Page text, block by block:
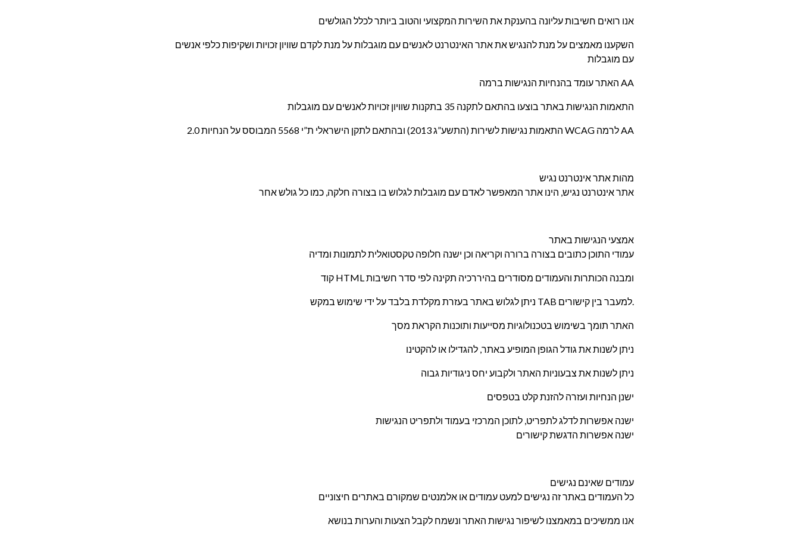
אנו רואים חשיבות עליונה בהענקת את השירות המקצועי והטוב ביותר לכלל הגולשים
השקענו מאמצים על מנת להנגיש את אתר האינטרנט לאנשים עם מוגבלות על מנת לקדם שוויון זכויות ושקיפות כלפי אנשים
עם מוגבלות
האתר עומד בהנחיות הנגישות ברמה AA
התאמות הנגישות באתר בוצעו בהתאם לתקנה 35 בתקנות שוויון זכויות לאנשים עם מוגבלות
התאמות נגישות לשירות (התשע”ג 2013) ובהתאם לתקן הישראלי ת”י 5568 המבוסס על הנחיות 2.0 WCAG לרמה AA
מהות אתר אינטרנט נגיש
אתר אינטרנט נגיש, הינו אתר המאפשר לאדם עם מוגבלות לגלוש בו בצורה חלקה, כמו כל גולש אחר
אמצעי הנגישות באתר
עמודי התוכן כתובים בצורה ברורה וקריאה וכן ישנה חלופה טקסטואלית לתמונות ומדיה
קוד HTML ומבנה הכותרות והעמודים מסודרים בהיררכיה תקינה לפי סדר חשיבות
ניתן לגלוש באתר בעזרת מקלדת בלבד על ידי שימוש במקש TAB למעבר בין קישורים.
האתר תומך בשימוש בטכנולוגיות מסייעות ותוכנות הקראת מסך
ניתן לשנות את גודל הגופן המופיע באתר, להגדילו או להקטינו
ניתן לשנות את צבעוניות האתר ולקבוע יחס ניגודיות גבוה
ישנן הנחיות ועזרה להזנת קלט בטפסים
ישנה אפשרות לדלג לתפריט, לתוכן המרכזי בעמוד ולתפריט הנגישות
ישנה אפשרות הדגשת קישורים
עמודים שאינם נגישים
כל העמודים באתר זה נגישים למעט עמודים או אלמנטים שמקורם באתרים חיצוניים
אנו ממשיכים במאמצנו לשיפור נגישות האתר ונשמח לקבל הצעות והערות בנושא